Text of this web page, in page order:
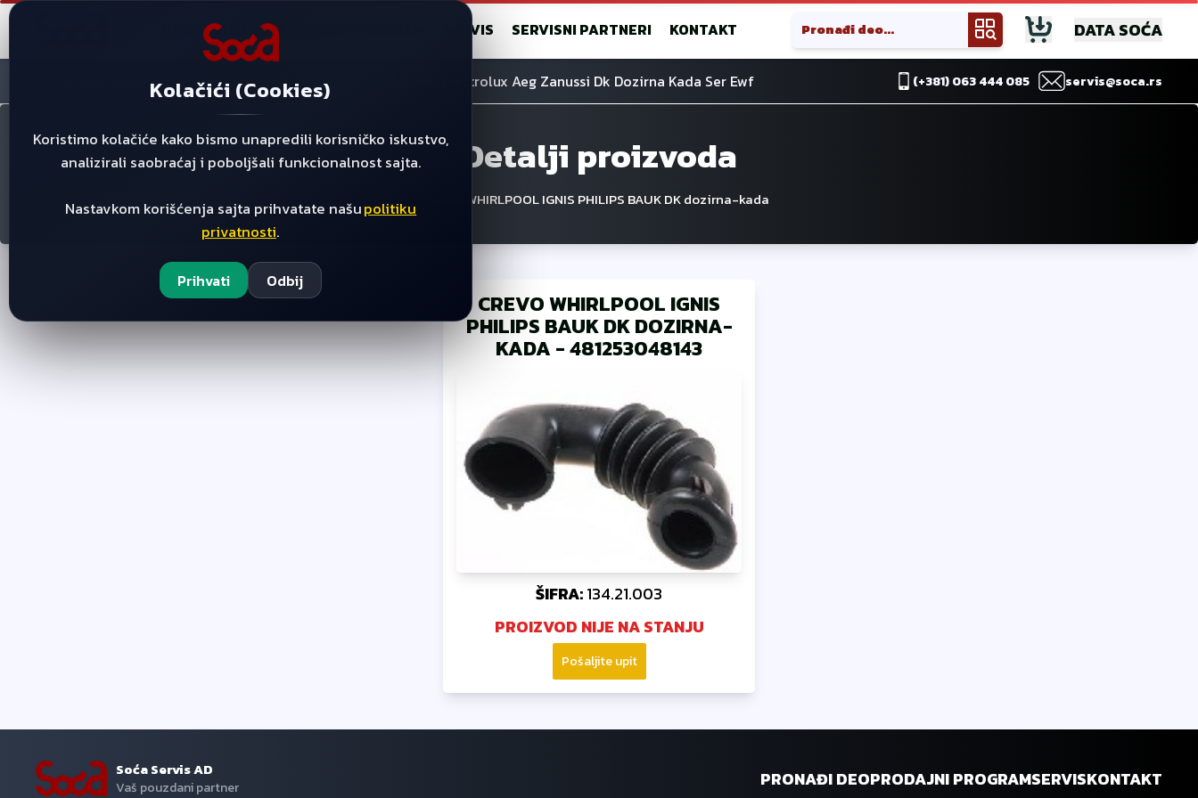
PRONAĐI DEO PRODAJNI PROGRAM SERVIS SERVISNI PARTNERI KONTAKT DATA SOĆA
Proizvodi / Creva / Dozirna Posuda Kada Crevo Electrolux Aeg Zanussi Dk Dozirna Kada Ser Ewf (+381) 063 444 085 servis@soca.rs
Kolačići (Cookies)
Koristimo kolačiće kako bismo unapredili korisničko iskustvo,
analizirali saobraćaj i poboljšali funkcionalnost sajta.
Nastavkom korišćenja sajta prihvatate našupolitiku
privatnosti.
Prihvati Odbij
Detalji proizvoda
crevo WHIRLPOOL IGNIS PHILIPS BAUK DK dozirna-kada
CREVO WHIRLPOOL IGNIS
PHILIPS BAUK DK DOZIRNA-
KADA -481253048143
ŠIFRA:134.21.003
PROIZVOD NIJE NA STANJU
Pošaljite upit
Soća Servis AD
Vaš pouzdani partner PRONAĐI DEOPRODAJNI PROGRAMSERVISKONTAKT